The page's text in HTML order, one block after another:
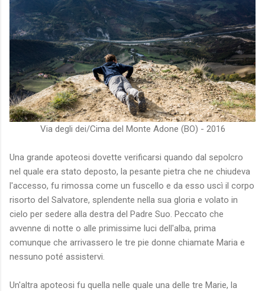
Via degli dei/Cima del Monte Adone (BO) - 2016
Una grande apoteosi dovette verificarsi quando dal sepolcro
nel quale era stato deposto, la pesante pietra che ne chiudeva
l'accesso, fu rimossa come un fuscello e da esso uscì il corpo
risorto del Salvatore, splendente nella sua gloria e volato in
cielo per sedere alla destra del Padre Suo. Peccato che
avvenne di notte o alle primissime luci dell'alba, prima
comunque che arrivassero le tre pie donne chiamate Maria e
nessuno poté assistervi.
Un'altra apoteosi fu quella nelle quale una delle tre Marie, la